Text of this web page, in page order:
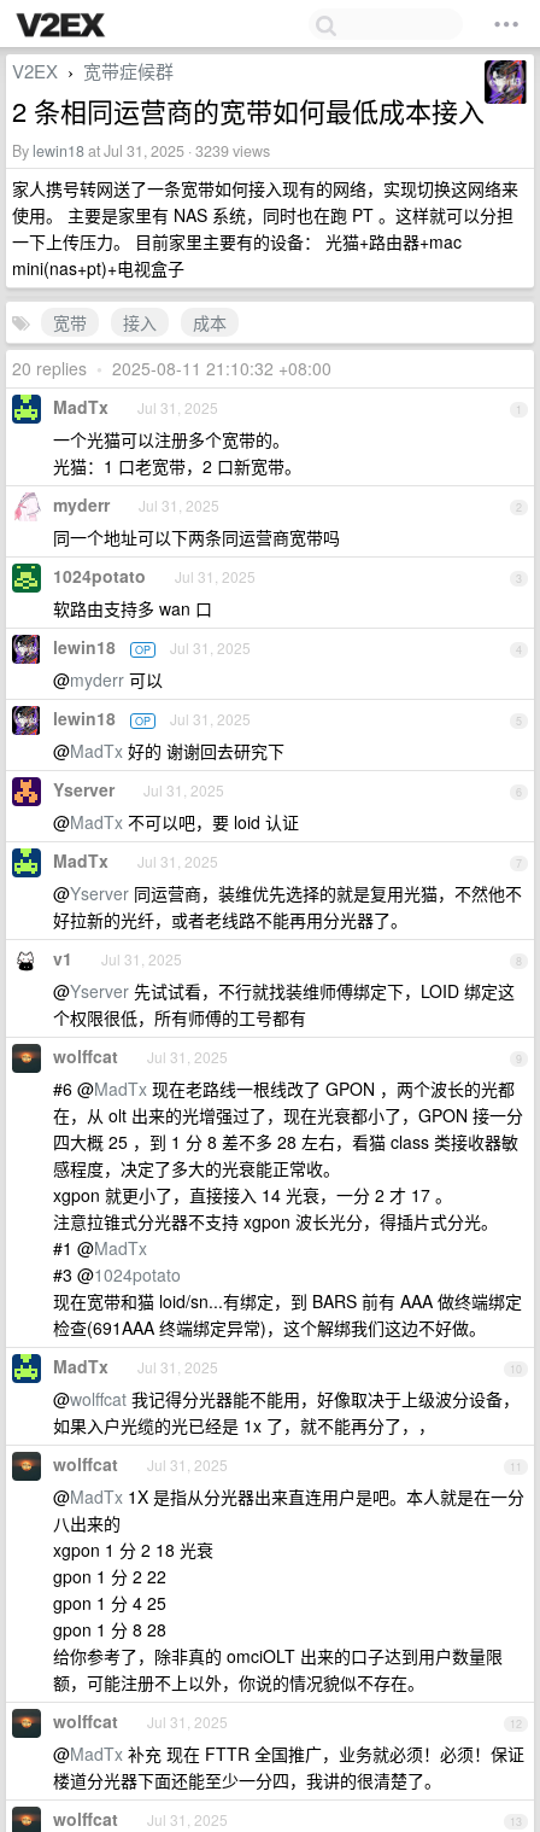
V2EX › 宽带症候群
2 条相同运营商的宽带如何最低成本接入
By lewin18at Jul 31, 2025 · 3239 views
家人携号转网送了一条宽带如何接入现有的网络，实现切换这网络来
使用。 主要是家里有 NAS 系统，同时也在跑 PT 。这样就可以分担
一下上传压力。 目前家里主要有的设备： 光猫+路由器+mac
mini(nas+pt)+电视盒子
宽带 接入
成本
20 replies • 2025-08-11 21:10:32 +08:00
1
MadTx Jul 31, 2025
一个光猫可以注册多个宽带的。
光猫：1 口老宽带，2 口新宽带。
2
myderr Jul 31, 2025
同一个地址可以下两条同运营商宽带吗
3
1024potato Jul 31, 2025
软路由支持多 wan 口
4
lewin18 OP Jul 31, 2025
@myderr 可以
5
lewin18 OP Jul 31, 2025
@MadTx 好的 谢谢回去研究下
6
Yserver Jul 31, 2025
@MadTx 不可以吧，要 loid 认证
7
MadTx Jul 31, 2025
@Yserver 同运营商，装维优先选择的就是复用光猫，不然他不
好拉新的光纤，或者老线路不能再用分光器了。
8
v1 Jul 31, 2025
@Yserver 先试试看，不行就找装维师傅绑定下，LOID 绑定这
个权限很低，所有师傅的工号都有
9
wolffcat Jul 31, 2025
#6 @MadTx 现在老路线一根线改了 GPON ，两个波长的光都
在，从 olt 出来的光增强过了，现在光衰都小了，GPON 接一分
四大概 25 ，到 1 分 8 差不多 28 左右，看猫 class 类接收器敏
感程度，决定了多大的光衰能正常收。
xgpon 就更小了，直接接入 14 光衰，一分 2 才 17 。
注意拉锥式分光器不支持 xgpon 波长光分，得插片式分光。
#1 @MadTx
#3 @1024potato
现在宽带和猫 loid/sn...有绑定，到 BARS 前有 AAA 做终端绑定
检查(691AAA 终端绑定异常)，这个解绑我们这边不好做。
10
MadTx Jul 31, 2025
@wolffcat 我记得分光器能不能用，好像取决于上级波分设备，
如果入户光缆的光已经是 1x 了，就不能再分了，，
11
wolffcat Jul 31, 2025
@MadTx 1X 是指从分光器出来直连用户是吧。本人就是在一分
八出来的
xgpon 1 分 2 18 光衰
gpon 1 分 2 22
gpon 1 分 4 25
gpon 1 分 8 28
给你参考了，除非真的 omciOLT 出来的口子达到用户数量限
额，可能注册不上以外，你说的情况貌似不存在。
12
wolffcat Jul 31, 2025
@MadTx 补充 现在 FTTR 全国推广，业务就必须！必须！保证
楼道分光器下面还能至少一分四，我讲的很清楚了。
13
wolffcat Jul 31, 2025